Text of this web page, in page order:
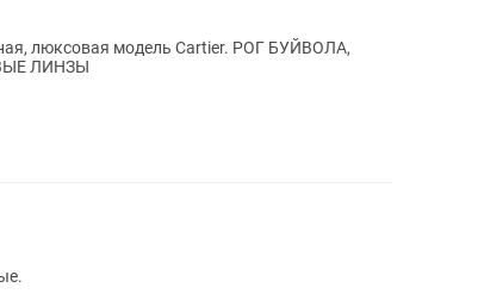
люксовая модель Cartier. РОГ БУЙВОЛА,
ЛИНЗЫ